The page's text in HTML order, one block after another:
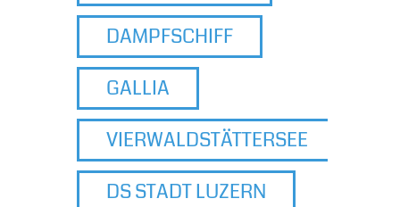
DAMPFSCHIFF
GALLIA
VIERWALDSTÄTTERSEE
DS STADT LUZERN